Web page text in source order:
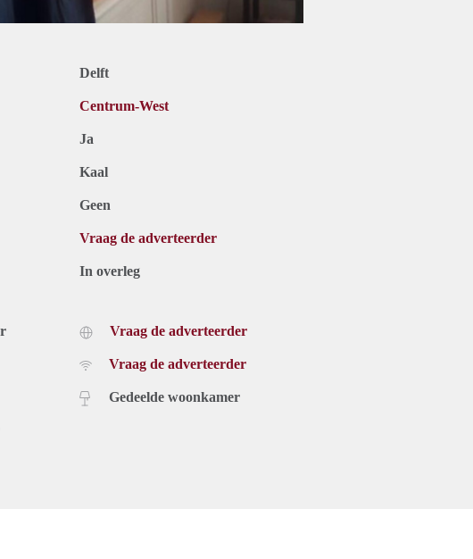
Delft
Centrum-West
Ja
Kaal
Geen
Vraag de adverteerder
In overleg
Vraag de adverteerder
Vraag de adverteerder
Gedeelde woonkamer